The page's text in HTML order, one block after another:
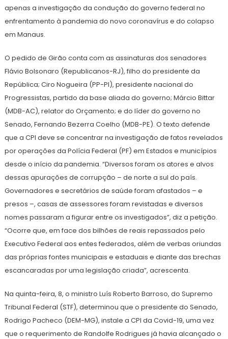
apenas a investigação da condução do governo federal no
enfrentamento à pandemia do novo coronavírus e do colapso
em Manaus.
O pedido de Girão conta com as assinaturas dos senadores
Flávio Bolsonaro (Republicanos-RJ), filho do presidente da
República; Ciro Nogueira (PP-PI), presidente nacional do
Progressistas, partido da base aliada do governo; Márcio Bittar
(MDB-AC), relator do Orçamento; e do líder do governo no
Senado, Fernando Bezerra Coelho (MDB-PE). O texto defende
que a CPI deve se concentrar na investigação de fatos revelados
por operações da Polícia Federal (PF) em Estados e municípios
desde o início da pandemia. “Diversos foram os atores e alvos
dessas apurações de corrupção – de norte a sul do país.
Governadores e secretários de saúde foram afastados – e
presos –, casas de assessores foram revistadas e diversos
nomes passaram a figurar entre os investigados”, diz a petição.
“Ocorre que, em face dos bilhões de reais repassados pelo
Executivo Federal aos entes federados, além de verbas oriundas
das próprias fontes municipais e estaduais e diante das brechas
escancaradas por uma legislação criada”, acrescenta.
Na quinta-feira, 8, o ministro Luís Roberto Barroso, do Supremo
Tribunal Federal (STF), determinou que o presidente do Senado,
Rodrigo Pacheco (DEM-MG), instale a CPI da Covid-19, uma vez
que o requerimento de Randolfe Rodrigues já havia alcançado o